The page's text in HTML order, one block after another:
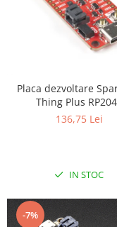
Placa dezvoltare
Thing Plus
136,75 Lei
IN STOC
-7%